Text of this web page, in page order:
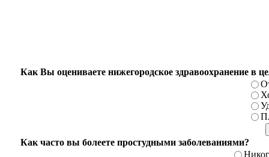
Как Вы оцениваете нижегородское здравоохранение в
Как часто вы болеете простудными заболеваниями?